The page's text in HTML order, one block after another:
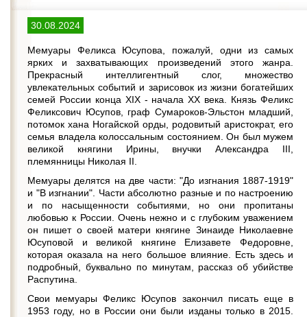
30.08.2024
Мемуары Феликса Юсупова, пожалуй, одни из самых
ярких и захватывающих произведений этого жанра.
Прекрасный интеллигентный слог, множество
увлекательных событий и зарисовок из жизни богатейших
семей России конца XIX - начала ХХ века. Князь Феликс
Феликсович Юсупов, граф Сумароков-Эльстон младший,
потомок хана Ногайской орды, родовитый аристократ, его
семья владела колоссальным состоянием. Он был мужем
великой княгини Ирины, внучки Александра III,
племянницы Николая II.
Мемуары делятся на две части: "До изгнания 1887-1919"
и "В изгнании". Части абсолютно разные и по настроению
и по насыщенности событиями, но они пропитаны
любовью к России. Очень нежно и с глубоким уважением
он пишет о своей матери княгине Зинаиде Николаевне
Юсуповой и великой княгине Елизавете Федоровне,
которая оказала на него большое влияние. Есть здесь и
подробный, буквально по минутам, рассказ об убийстве
Распутина.
Свои мемуары Феликс Юсупов закончил писать еще в
1953 году, но в России они были изданы только в 2015.